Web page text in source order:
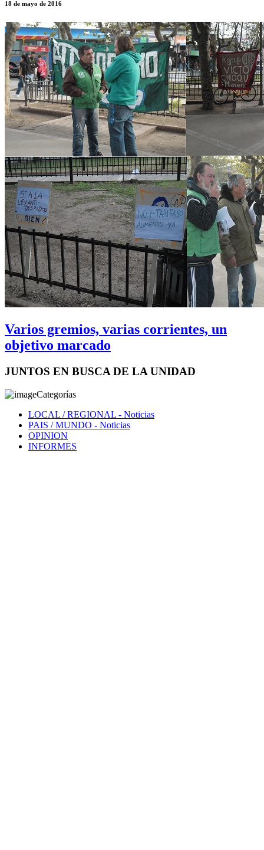
18 de mayo de 2016
Varios gremios, varias corrientes, un
objetivo marcado
JUNTOS EN BUSCA DE LA UNIDAD
Categorías
LOCAL / REGIONAL - Noticias
PAIS / MUNDO - Noticias
OPINION
INFORMES